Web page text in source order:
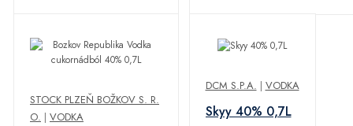
STOCK PLZEŇ BOŽKOV S. R.
O. | VODKA
DCM S.P.A. | VODKA
Skyy 40% 0,7L